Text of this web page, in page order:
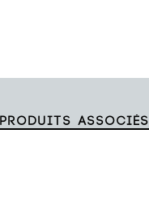
Produits associés